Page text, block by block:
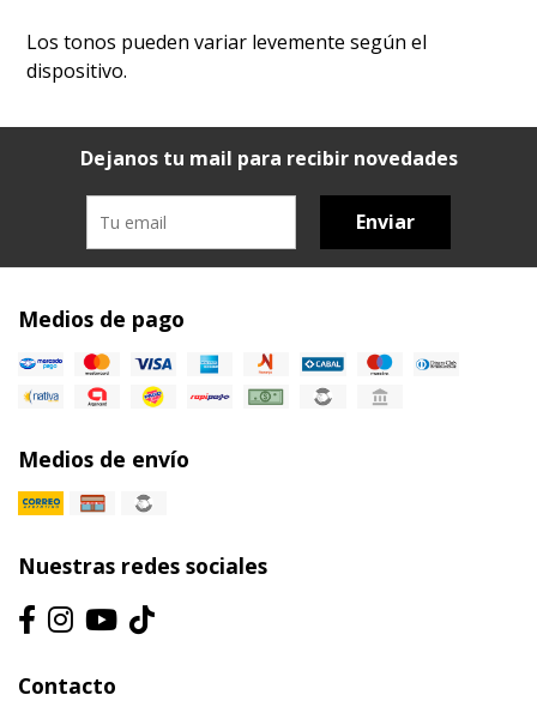
Los tonos pueden variar levemente según el
dispositivo.
Dejanos tu mail para recibir novedades
Enviar
Medios de pago
Medios de envío
Nuestras redes sociales
Contacto